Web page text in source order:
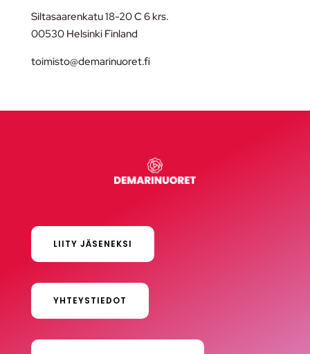
Siltasaarenkatu 18-20 C 6 krs.
00530 Helsinki Finland
toimisto@demarinuoret.fi
LIITY JÄSENEKSI
YHTEYSTIEDOT